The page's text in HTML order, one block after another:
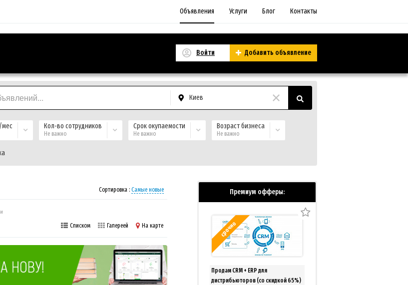
Объявления Услуги Блог Контакты
Войти Добавить объявление
Киев
мес Кол-во сотрудников
Не важно
Срок окупаемости
Не важно
Возраст бизнеса
Не важно
Сортировка : Самые новые
Списком Галереей На карте
Премиум офферы:
срочно
Продам CRM + ERP для
дистрибьюторов (со скидкой 65%)